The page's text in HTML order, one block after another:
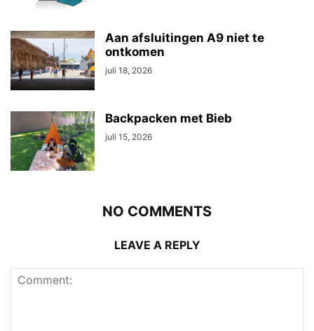
Aan afsluitingen A9 niet te
ontkomen
juli 18, 2026
Backpacken met Bieb
juli 15, 2026
NO COMMENTS
LEAVE A REPLY